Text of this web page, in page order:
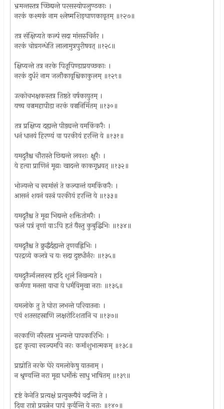
भ्रमन्तस्तत्र च्छिद्यन्ते परसस्योपलुण्ठकाः ।
नरकं कश्मकं नाम श्लेष्मशिङ्घाणकावृतम् ॥१२७॥
तत्र संक्षिप्यते कल्पं सदा मांसरुचिर्नर ।
नरकं चोग्रगन्धेति लालामुत्रपुरीषवत् ॥१२८॥
क्षिप्यन्ते तत्र नरके पितृपिण्डाप्रयच्छकाः ।
नरकं दुर्धरं नाम जलौकावृश्चिकाकुलम् ॥१२९॥
उत्कोचभक्षकस्तत्र तिष्ठते वर्षकायुतम् ।
यच्च वज्रमहापीडा नरकं वज्रनिर्मितम् ॥१३०॥
तत्र प्रक्षिप्य दह्यन्ते पीड्यन्ते यमकिंकरैः ।
धनं धानयं हिरण्यं वा परकीयं हरन्ति ये ॥१३१॥
यमदुतैश्च चौरास्ते छिद्यन्ते लवशः क्षुरैः ।
ये हत्वा प्राणिनं मूढाः खादन्ते काकगृध्रवत्‌ ॥१३२॥
भोज्यन्ते च स्वमांसं ते कल्पान्तं यमकिंकरैः ।
आसनं शयनं वस्त्रं परकीयं हरन्ति ये ॥१३३॥
यमदूतैश्च ते मूढा भिद्यन्ते शक्तितोमरैः ।
फलं पत्रं नृणां वाऽपि हृतं यैस्तु कुबुद्धिभिः ॥१३४॥
यमदूतैश्च ते क्रुद्धैर्दह्यन्ते तृणवह्निभिः ।
परद्रव्ये कलत्रे च यः सदा दुष्टधीर्नरः ॥१३५॥
यमदुतैर्ज्वलत्तस्य हृदि शूलं निखन्यते ।
कर्मणा मनसा वाचा ये धर्मविमुखा नराः ॥१३६॥
यमलोके तु ते घोरा लभन्ते परियातनाः ।
एवं शतसहस्राणि लक्षरोटिशतानि च ॥१३७॥
नरकाणि नरैस्तत्र भुज्यन्ते पापकारिभिः ।
इह कृत्वा स्वल्पमपि नरः कर्माशुभात्मकम् ॥१३८॥
प्राप्नोति नरके घेरे यमलोकेषु यातनाम् ।
न श्रृण्वन्ति नरा मूढा धर्मोक्तं साधु भाषितम् ॥१३९॥
दृष्टं केनेति प्रत्यक्षं प्रत्युक्त्यैवं वदन्ति ते ।
दिवा रात्रो प्रयत्नेन पापं कुर्वन्ति ये नराः ॥१४०॥